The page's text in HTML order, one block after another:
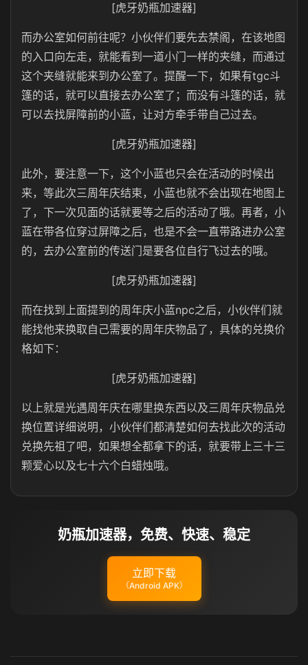
[虎牙奶瓶加速器]
而办公室如何前往呢？小伙伴们要先去禁阁，在该地图
的入口向左走，就能看到一道小门一样的夹缝，而通过
这个夹缝就能来到办公室了。提醒一下，如果有tgc斗
篷的话，就可以直接去办公室了；而没有斗篷的话，就
可以去找屏障前的小蓝，让对方牵手带自己过去。
[虎牙奶瓶加速器]
此外，要注意一下，这个小蓝也只会在活动的时候出
来，等此次三周年庆结束，小蓝也就不会出现在地图上
了，下一次见面的话就要等之后的活动了哦。再者，小
蓝在带各位穿过屏障之后，也是不会一直带路进办公室
的，去办公室前的传送门是要各位自行飞过去的哦。
[虎牙奶瓶加速器]
而在找到上面提到的周年庆小蓝npc之后，小伙伴们就
能找他来换取自己需要的周年庆物品了，具体的兑换价
格如下：
[虎牙奶瓶加速器]
以上就是光遇周年庆在哪里换东西以及三周年庆物品兑
换位置详细说明，小伙伴们都清楚如何去找此次的活动
兑换先祖了吧，如果想全都拿下的话，就要带上三十三
颗爱心以及七十六个白蜡烛哦。
奶瓶加速器，免费、快速、稳定
立即下载
（Android APK）